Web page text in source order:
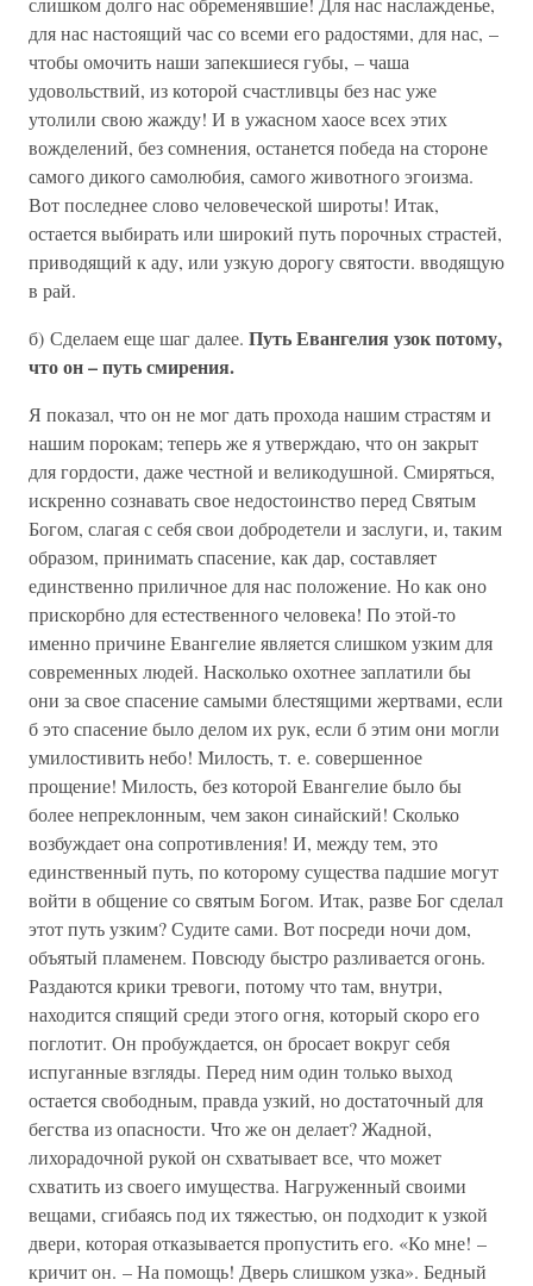
для нас настоящий час со всеми его радостями, для нас, –
чтобы омочить наши запекшиеся губы, – чаша
удовольствий, из которой счастливцы без нас уже
утолили свою жажду! И в ужасном хаосе всех этих
вожделений, без сомнения, останется победа на стороне
самого дикого самолюбия, самого животного эгоизма.
Вот последнее слово человеческой широты! Итак,
остается выбирать или широкий путь порочных страстей,
приводящий к аду, или узкую дорогу святости. вводящую
в рай.
б) Сделаем еще шаг далее. Путь Евангелия узок потому,
что он – путь смирения.
Я показал, что он не мог дать прохода нашим страстям и
нашим порокам; теперь же я утверждаю, что он закрыт
для гордости, даже честной и великодушной. Смиряться,
искренно сознавать свое недостоинство перед Святым
Богом, слагая с себя свои добродетели и заслуги, и, таким
образом, принимать спасение, как дар, составляет
единственно приличное для нас положение. Но как оно
прискорбно для естественного человека! По этой-то
именно причине Евангелие является слишком узким для
современных людей. Насколько охотнее заплатили бы
они за свое спасение самыми блестящими жертвами, если
б это спасение было делом их рук, если б этим они могли
умилостивить небо! Милость, т. е. совершенное
прощение! Милость, без которой Евангелие было бы
более непреклонным, чем закон синайский! Сколько
возбуждает она сопротивления! И, между тем, это
единственный путь, по которому существа падшие могут
войти в общение со святым Богом. Итак, разве Бог сделал
этот путь узким? Судите сами. Вот посреди ночи дом,
объятый пламенем. Повсюду быстро разливается огонь.
Раздаются крики тревоги, потому что там, внутри,
находится спящий среди этого огня, который скоро его
поглотит. Он пробуждается, он бросает вокруг себя
испуганные взгляды. Перед ним один только выход
остается свободным, правда узкий, но достаточный для
бегства из опасности. Что же он делает? Жадной,
лихорадочной рукой он схватывает все, что может
схватить из своего имущества. Нагруженный своими
вещами, сгибаясь под их тяжестью, он подходит к узкой
двери, которая отказывается пропустить его. «Ко мне! –
кричит он. – На помощь! Дверь слишком узка». Бедный